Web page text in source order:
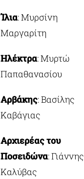
Ίλια: Μυρσίνη
Μαργαρίτη
Ηλέκτρα: Μυρτώ
Παπαθανασίου
Αρβάκης: Βασίλης
Καβάγιας
Αρχιερέας του
Ποσειδώνα: Γιάννης
Καλύβας